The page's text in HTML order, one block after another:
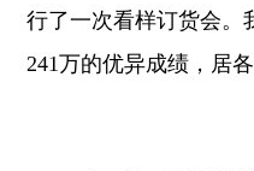
行了一次看样订货会。
241万的优异成绩，居